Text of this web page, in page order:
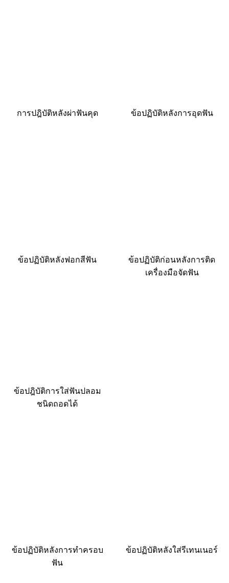
การปฎิบัติหลังผ่าฟันคุด ข้อปฏิบัติหลังการอุดฟัน
ข้อปฏิบัติหลังฟอกสีฟัน
ข้อปฎิบัติการใส่ฟันปลอม
ชนิดถอดได้
ข้อปฏิบัติก่อนหลังการติด
เครื่องมือจัดฟัน
ข้อปฏิบัติหลังการทำครอบ
ฟัน
ข้อปฏิบัติหลังใส่รีเทนเนอร์